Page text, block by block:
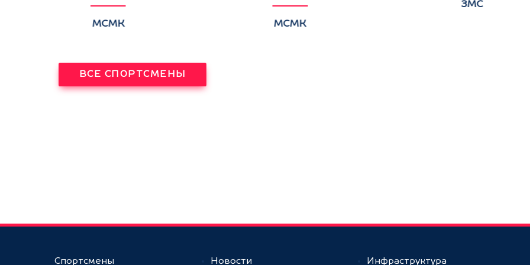
МСМК МСМК
ЗМС
ВСЕ СПОРТСМЕНЫ
Спортсмены Новости Инфраструктура